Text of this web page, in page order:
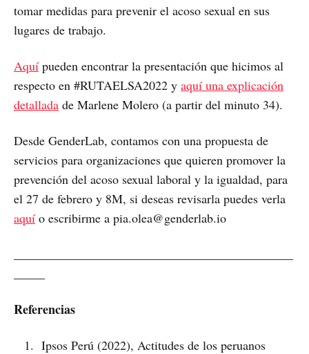
tomar medidas para prevenir el acoso sexual en sus
lugares de trabajo.
Aquí pueden encontrar la presentación que hicimos al
respecto en #RUTAELSA2022 y aquí una explicación
detallada de Marlene Molero (a partir del minuto 34).
Desde GenderLab, contamos con una propuesta de
servicios para organizaciones que quieren promover la
prevención del acoso sexual laboral y la igualdad, para
el 27 de febrero y 8M, si deseas revisarla puedes verla
aquí o escribirme a pia.olea@genderlab.io
Referencias
Ipsos Perú (2022), Actitudes de los peruanos